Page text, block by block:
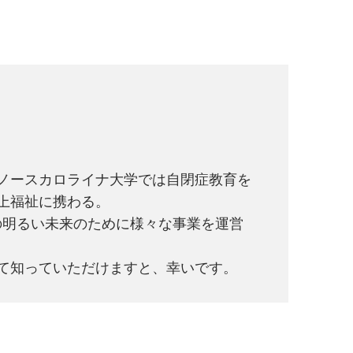
ースカロライナ大学では自閉症教育を
祉に携わる。
るい未来のために様々な事業を運営
っていただけますと、幸いです。